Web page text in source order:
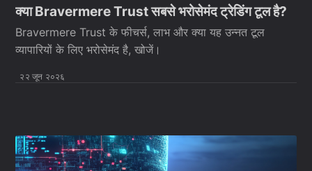
क्या Bravermere Trust सबसे भरोसेमंद ट्रेडिंग टूल है?
Bravermere Trust के फीचर्स, लाभ और क्या यह उन्नत टूल
व्यापारियों के लिए भरोसेमंद है, खोजें।
२२ जून २०२६